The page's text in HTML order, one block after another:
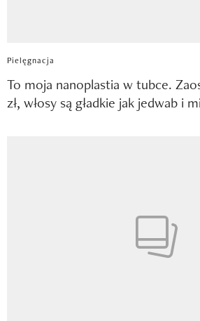
Pielęgnacja
To moja nanoplastia w tubce.
zł, włosy są gładkie jak jedwab i